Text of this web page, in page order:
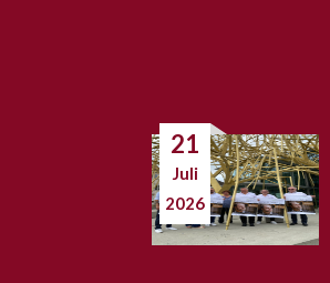
21
Juli
2026